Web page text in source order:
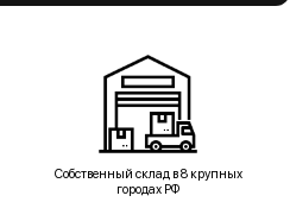
Собственный склад в 8 крупных
городах РФ